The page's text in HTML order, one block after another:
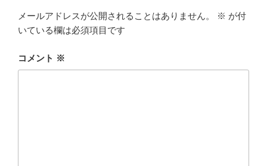
メールアドレスが公開されることはありません。 ※ が付
いている欄は必須項目です
コメント ※